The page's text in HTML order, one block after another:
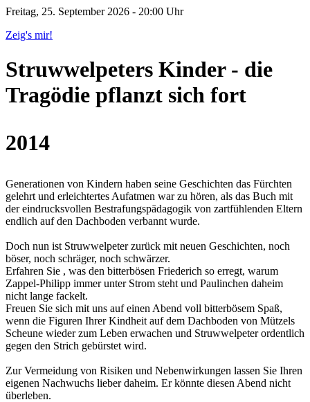
Freitag, 25. September 2026 - 20:00 Uhr
Zeig's mir!
Struwwelpeters Kinder - die
Tragödie pflanzt sich fort
2014
Generationen von Kindern haben seine Geschichten das Fürchten
gelehrt und erleichtertes Aufatmen war zu hören, als das Buch mit
der eindrucksvollen Bestrafungspädagogik von zartfühlenden Eltern
endlich auf den Dachboden verbannt wurde.
Doch nun ist Struwwelpeter zurück mit neuen Geschichten, noch
böser, noch schräger, noch schwärzer.
Erfahren Sie , was den bitterbösen Friederich so erregt, warum
Zappel-Philipp immer unter Strom steht und Paulinchen daheim
nicht lange fackelt.
Freuen Sie sich mit uns auf einen Abend voll bitterbösem Spaß,
wenn die Figuren Ihrer Kindheit auf dem Dachboden von Mützels
Scheune wieder zum Leben erwachen und Struwwelpeter ordentlich
gegen den Strich gebürstet wird.
Zur Vermeidung von Risiken und Nebenwirkungen lassen Sie Ihren
eigenen Nachwuchs lieber daheim. Er könnte diesen Abend nicht
überleben.